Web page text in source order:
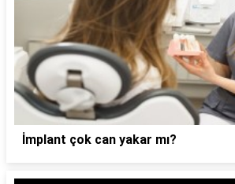
İmplant çok can yakar mı?